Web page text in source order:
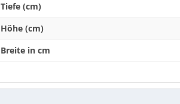
Tiefe (cm)
Höhe (cm)
Breite in cm